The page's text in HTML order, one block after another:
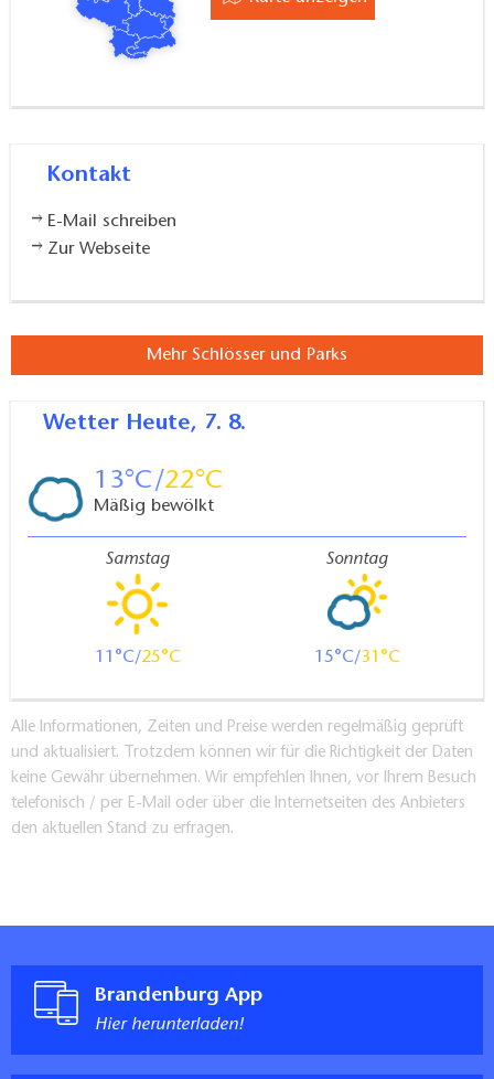
Kontakt
E-Mail schreiben
Zur Webseite
Mehr Schlösser und Parks
Wetter Heute, 7. 8.
13 22
Mäßig bewölkt
Samstag
11 25
Sonntag
15 31
Alle Informationen, Zeiten und Preise werden regelmäßig geprüft
und aktualisiert. Trotzdem können wir für die Richtigkeit der Daten
keine Gewähr übernehmen. Wir empfehlen Ihnen, vor Ihrem Besuch
telefonisch / per E-Mail oder über die Internetseiten des Anbieters
den aktuellen Stand zu erfragen.
Brandenburg App
Hier herunterladen!